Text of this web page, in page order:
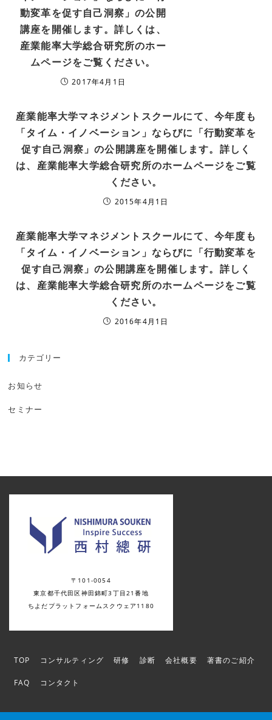
動変革を促す自己洞察」の公開
講座を開催します。詳しくは、
産業能率大学総合研究所のホー
ムページをご覧ください。
2017年4月1日
産業能率大学マネジメントスクールにて、今年度も
「タイム・イノベーション」ならびに「行動変革を
促す自己洞察」の公開講座を開催します。詳しく
は、産業能率大学総合研究所のホームページをご覧
ください。
2015年4月1日
産業能率大学マネジメントスクールにて、今年度も
「タイム・イノベーション」ならびに「行動変革を
促す自己洞察」の公開講座を開催します。詳しく
は、産業能率大学総合研究所のホームページをご覧
ください。
2016年4月1日
カテゴリー
お知らせ
セミナー
〒101-0054
東京都千代田区神田錦町3丁目21番地
ちよだプラットフォームスクウェア1180
TOP コンサルティング 研修 診断 会社概要 著書のご紹介
FAQ コンタクト